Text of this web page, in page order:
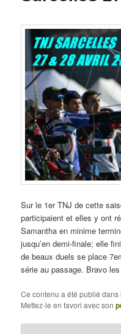
Sur le 1er TNJ de cette
participaient et elles y ont
Samantha en minime
jusqu’en demi-finale; elle
de beaux duels se place
série au passage. Bravo
Ce contenu a été publié dans
Mettez-le en favori avec son